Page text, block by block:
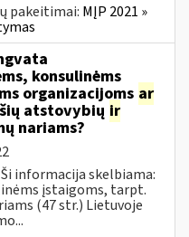
pakeitimai: MĮP 2021 »
konsulinėms
organizacijoms ar
atstovybių ir
nariams?
informacija skelbiama:
įstaigoms, tarpt.
(47 str.) Lietuvoje